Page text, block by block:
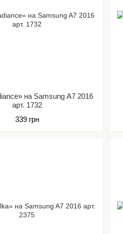
на Samsung A7 2016
арт. 1732
339 грн